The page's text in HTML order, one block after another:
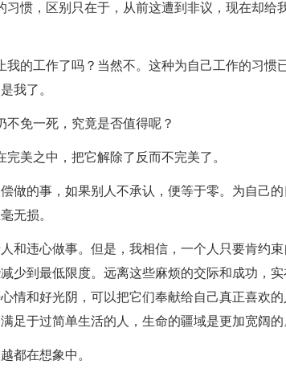
惯，区别只在于，从前这遭到非议，现在却给
我的工作了吗？当然不。这种为自己工作的习惯
我了。
免一死，究竟是否值得呢？
美之中，把它解除了反而不完美了。
做的事，如果别人不承认，便等于零。为自己
无损。
和违心做事。但是，我相信，一个人只要肯约
少到最低限度。远离这些麻烦的交际和成功，
情和好光阴，可以把它们奉献给自己真正喜欢
足于过简单生活的人，生命的疆域是更加宽阔的
都在想象中。